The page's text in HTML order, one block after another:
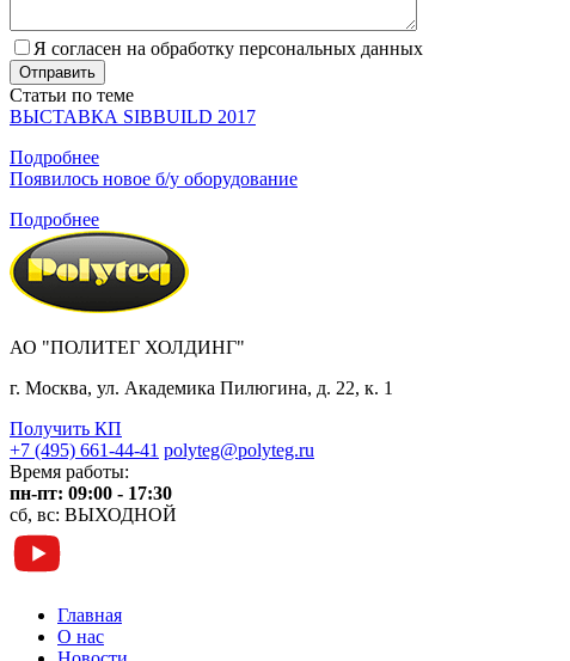
Я согласен на обработку персональных данных
Статьи по теме
ВЫСТАВКА SIBBUILD 2017
Подробнее
Появилось новое б/у оборудование
Подробнее
АО "ПОЛИТЕГ ХОЛДИНГ"
г. Москва, ул. Академика Пилюгина, д. 22, к. 1
Получить КП
+7 (495) 661-44-41 polyteg@polyteg.ru
Время работы:
пн-пт: 09:00 - 17:30
сб, вс: ВЫХОДНОЙ
Главная
О нас